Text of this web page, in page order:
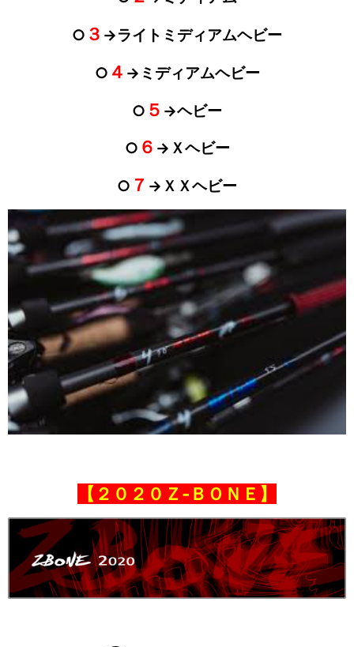
○ ３ →ライトミディアムヘビー
○ ４ →ミディアムヘビー
○ ５ →ヘビー
○ ６ →Ｘヘビー
○ ７ →ＸＸヘビー
【２０２０Ｚ‐ＢＯＮＥ】